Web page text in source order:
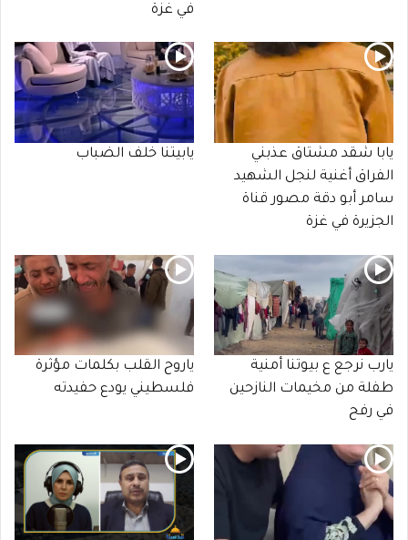
في غزة
يابا شقد مشتاق عذبني
الفراق أغنية لنجل الشهيد
سامر أبو دقة مصور قناة
الجزيرة في غزة
يابيتنا خلف الضباب
يارب نرجع ع بيوتنا أمنية
طفلة من مخيمات النازحين
في رفح
ياروح القلب بكلمات مؤثرة
فلسطيني يودع حفيدته